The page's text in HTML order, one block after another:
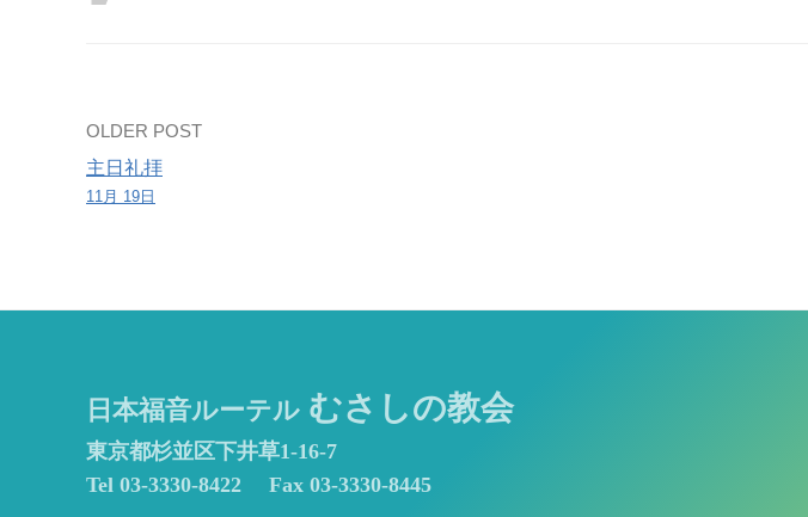
Post
navigation
OLDER POST
主日礼拝
11月 19日
日本福音ルーテル むさしの教会
東京都杉並区下井草1-16-7
Tel 03-3330-8422
Fax 03-3330-8445